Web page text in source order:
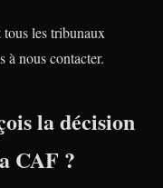
les tribunaux
à nous contacter.
la décision
CAF ?